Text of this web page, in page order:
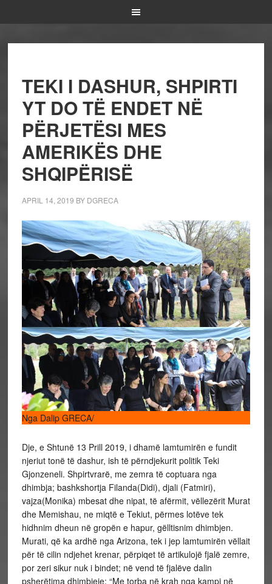
TEKI I DASHUR, SHPIRTI
YT DO TË ENDET NË
PËRJETËSI MES
AMERIKËS DHE
SHQIPËRISË
APRIL 14, 2019 BY DGRECA
Nga Dalip GRECA/
Dje, e Shtunë 13 Prill 2019, i dhamë lamtumirën e fundit
njeriut tonë të dashur, ish të përndjekurit politik Teki
Gjonzeneli. Shpirtvrarë, me zemra të coptuara nga
dhimbja; bashkshortja Filanda(Didi), djali (Fatmiri),
vajza(Monika) mbesat dhe nipat, të afërmit, vëllezërit Murat
dhe Memishau, ne miqtë e Tekiut, përmes lotëve tek
hidhnim dheun në gropën e hapur, gëlltisnim dhimbjen.
Murati, që ka ardhë nga Arizona, tek i jep lamtumirën vëllait
për të cilin ndjehet krenar, përpiqet të artikulojë fjalë zemre,
por zeri sikur nuk i bindet; në vend të fjalëve dalin
psherëtima dhimbjeje: “Me torba në krah nga kampi në